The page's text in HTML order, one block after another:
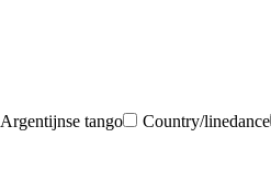
Argentijnse tango Country/linedance